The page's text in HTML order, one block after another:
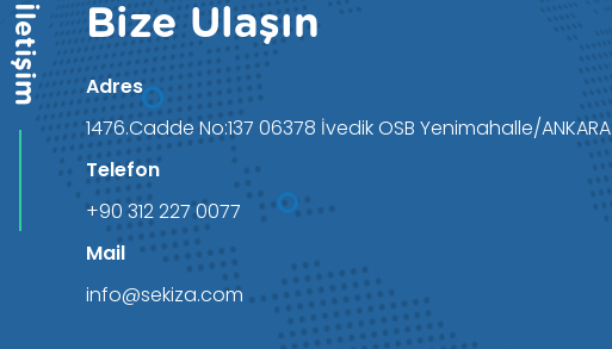
İletişim Bize Ulaşın
Adres
1476.Cadde No:137 06378 İvedik OSB Yenimahalle/ANKARA
Telefon
+90 312 227 0077
Mail
info@sekiza.com